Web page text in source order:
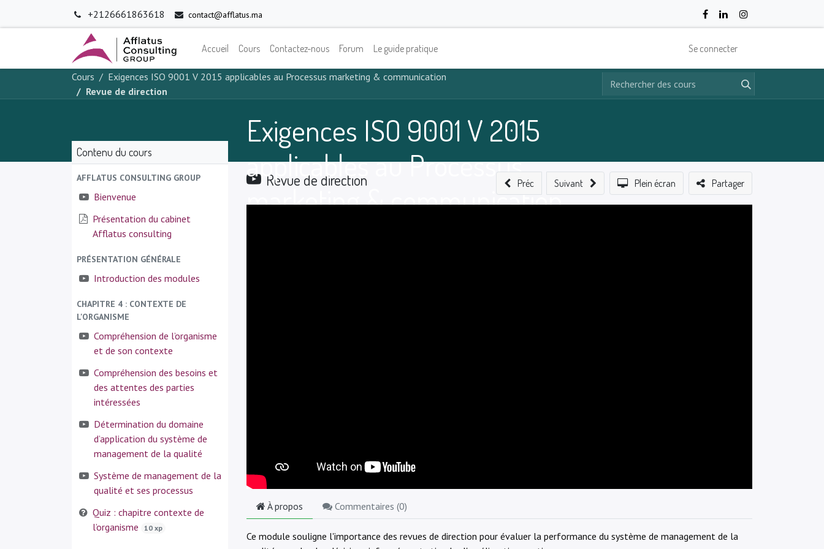
+2126661863618 contact@afflatus.ma
Accueil Cours Contactez-nous Forum Le guide pratique Se connecter
Cours
Exigences ISO 9001 V 2015 applicables au Processus marketing & communication
Revue de direction
Exigences ISO 9001 V 2015
applicables au Processus
marketing & communication
Contenu du cours
AFFLATUS CONSULTING GROUP
Bienvenue
Présentation du cabinet
Afflatus consulting
PRÉSENTATION GÉNÉRALE
Introduction des modules
CHAPITRE 4 : CONTEXTE DE
L'ORGANISME
Compréhension de l’organisme
et de son contexte
Compréhension des besoins et
des attentes des parties
intéressées
Détermination du domaine
d’application du système de
management de la qualité
Système de management de la
qualité et ses processus
Quiz : chapitre contexte de
l’organisme
10 xp
Revue de direction Préc Suivant Plein écran Partager
À propos Commentaires (0)
Ce module souligne l'importance des revues de direction pour évaluer la performance du système de management de la